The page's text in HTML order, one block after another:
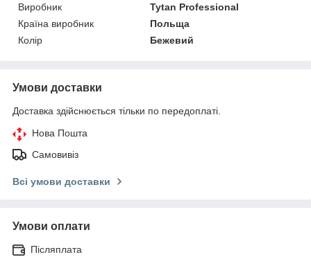
Виробник
Tytan Professional
Країна виробник
Польща
Колір
Бежевий
Умови доставки
Доставка здійснюється тільки по передоплаті.
Нова Пошта
Самовивіз
Всі умови доставки
Умови оплати
Післяплата